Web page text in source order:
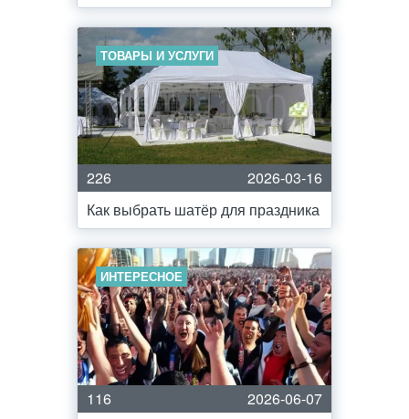
ТОВАРЫ И УСЛУГИ
226
2026-03-16
Как выбрать шатёр для праздника
ИНТЕРЕСНОЕ
116
2026-06-07